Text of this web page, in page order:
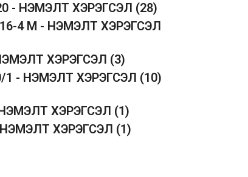
- НЭМЭЛТ ХЭРЭГСЭЛ (28)
16-4 M - НЭМЭЛТ ХЭРЭГСЭЛ
ХЭРЭГСЭЛ (3)
1 - НЭМЭЛТ ХЭРЭГСЭЛ (10)
НЭМЭЛТ ХЭРЭГСЭЛ (1)
ХЭРЭГСЭЛ (1)